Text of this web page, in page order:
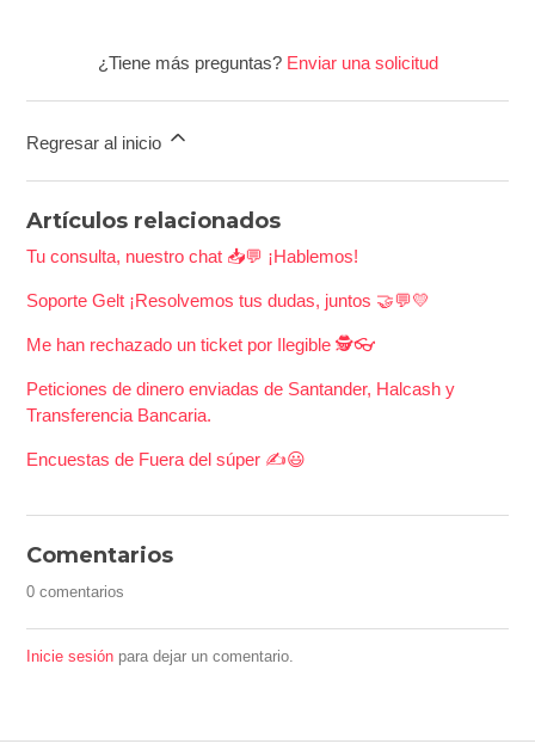
¿Tiene más preguntas? Enviar una solicitud
Regresar al inicio
Artículos relacionados
Tu consulta, nuestro chat 📥💬 ¡Hablemos!
Soporte Gelt ¡Resolvemos tus dudas, juntos 🤝💬💛
Me han rechazado un ticket por Ilegible 🕵️👓
Peticiones de dinero enviadas de Santander, Halcash y
Transferencia Bancaria.
Encuestas de Fuera del súper ✍️​😃​
Comentarios
0 comentarios
Inicie sesión para dejar un comentario.